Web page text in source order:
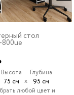
стол
Высота
75 см
х
Глубина
95 см
любой цвет и